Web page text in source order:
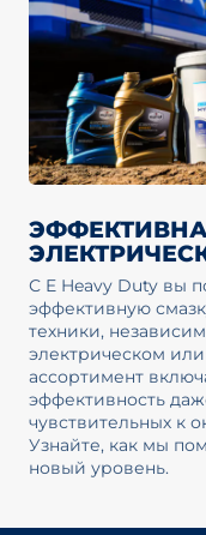
С E Heavy Duty вы
эффективную
техники,
электрическом
ассортимент
эффективность
чувствительных к
Узнайте, как мы
новый уровень.